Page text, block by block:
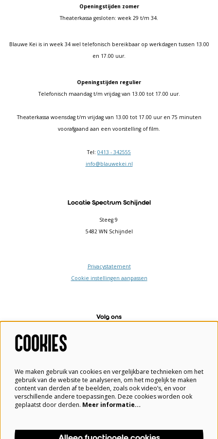
Openingstijden zomer
Theaterkassa gesloten: week 29 t/m 34.
Blauwe Kei is in week 34 wel telefonisch bereikbaar op werkdagen tussen 13.00
en 17.00 uur.
Openingstijden regulier
Telefonisch maandag t/m vrijdag van 13.00 tot 17.00 uur.
Theaterkassa woensdag t/m vrijdag van 13.00 tot 17.00 uur en 75 minuten
voorafgaand aan een voorstelling of film.
Tel: 0413 - 342555
info@blauwekei.nl
Locatie Spectrum Schijndel
Steeg 9
5482 WN Schijndel
Privacystatement
Cookie instellingen aanpassen
Volg ons
Aanmelden
COOKIES
We maken gebruik van cookies en vergelijkbare technieken om het
gebruik van de website te analyseren, om het mogelijk te maken
content van derden af te beelden, zoals ook video’s, en voor
verschillende andere toepassingen. Deze cookies worden ook
geplaatst door derden. Meer informatie…